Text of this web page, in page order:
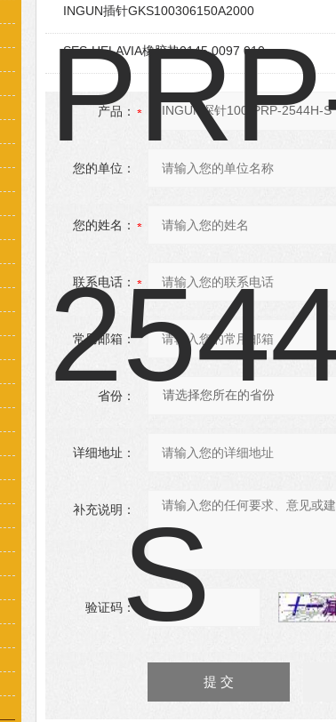
INGUN插针GKS100306150A2000
SES-HELAVIA橡胶垫0145 0097 010
产品：
您的单位：
您的姓名：
联系电话：
常用邮箱：
省份：
详细地址：
补充说明：
验证码：